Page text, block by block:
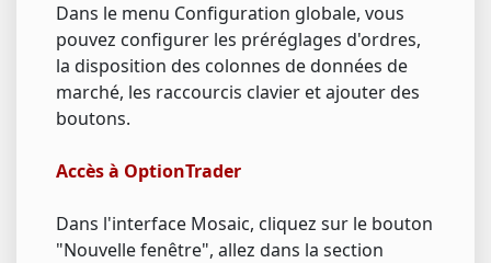
Dans le menu Configuration globale, vous
pouvez configurer les préréglages d'ordres,
la disposition des colonnes de données de
marché, les raccourcis clavier et ajouter des
boutons.
Accès à OptionTrader
Dans l'interface Mosaic, cliquez sur le bouton
"Nouvelle fenêtre", allez dans la section